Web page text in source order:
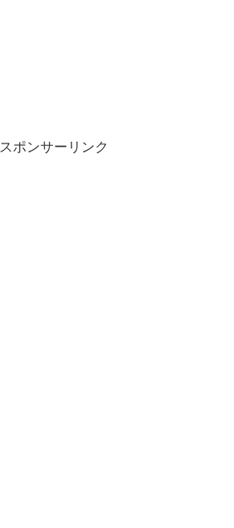
スポンサーリンク